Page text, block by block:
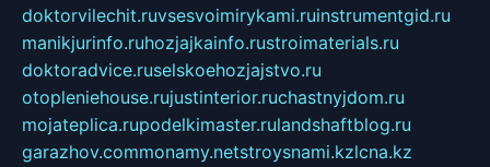
doktorvilechit.ruvsesvoimirykami.ruinstrumentgid.ru
manikjurinfo.ruhozjajkainfo.rustroimaterials.ru
doktoradvice.ruselskoehozjajstvo.ru
otopleniehouse.rujustinterior.ruchastnyjdom.ru
mojateplica.rupodelkimaster.rulandshaftblog.ru
garazhov.commonamy.netstroysnami.kzlcna.kz